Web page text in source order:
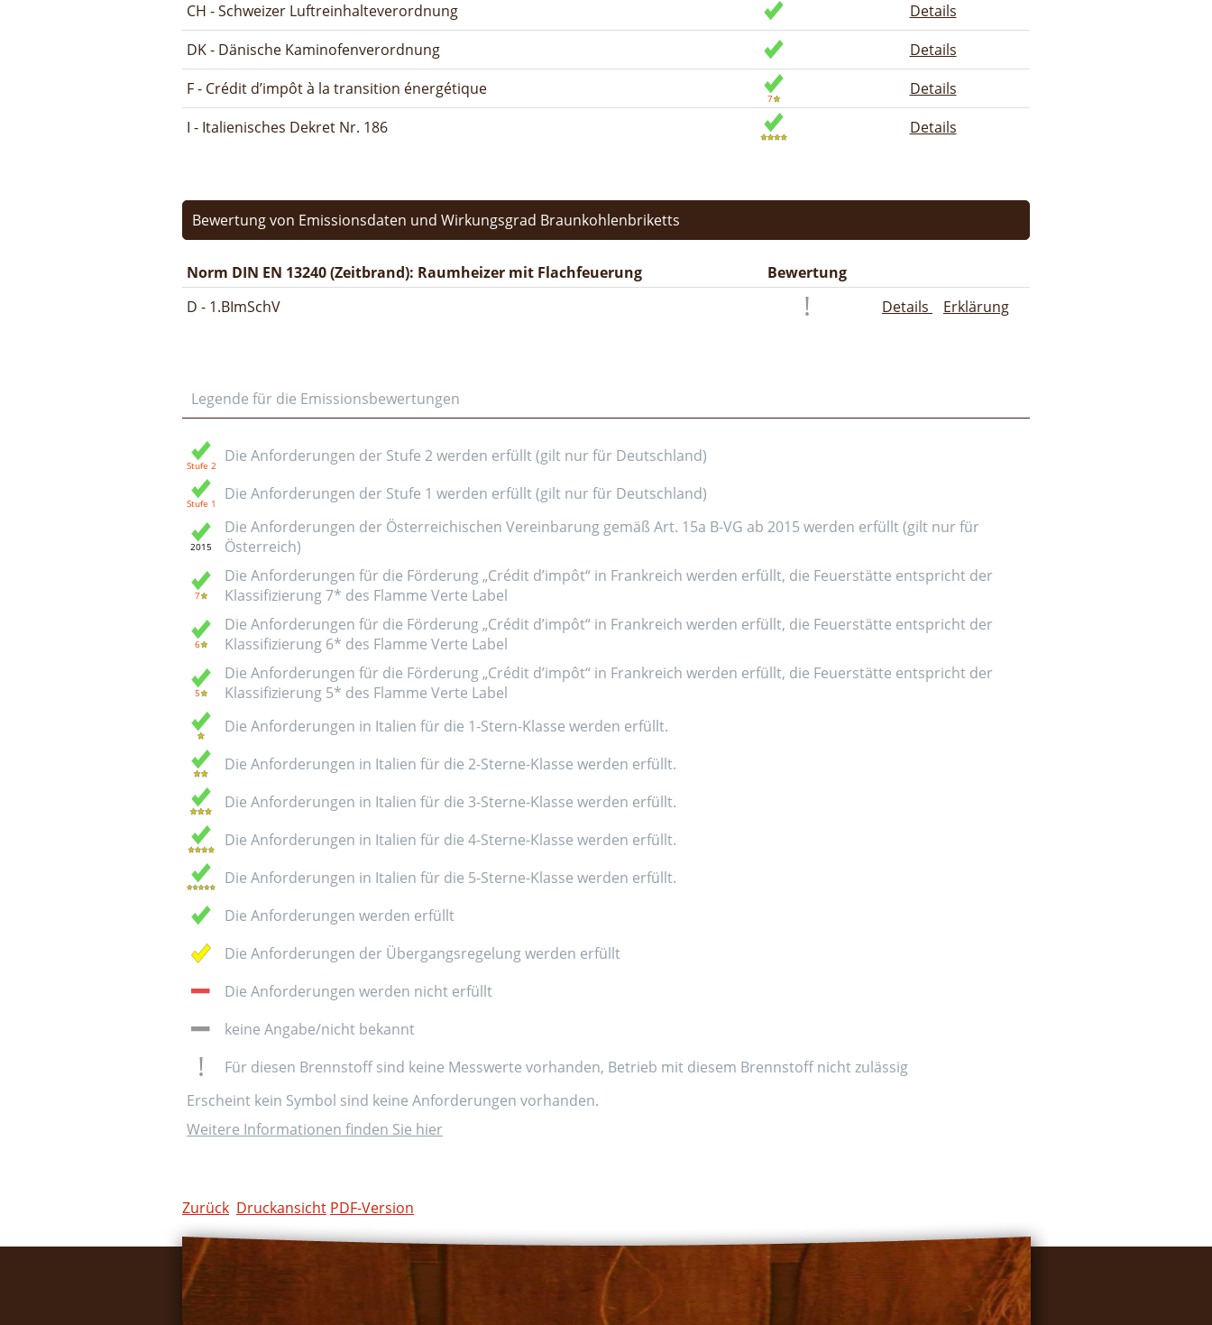
CH - Schweizer Luftreinhalteverordnung
Details
DK - Dänische Kaminofenverordnung
Details
F - Crédit d’impôt à la transition énergétique
Details
I - Italienisches Dekret Nr. 186
Details
Bewertung von Emissionsdaten und Wirkungsgrad Braunkohlenbriketts
Norm DIN EN 13240 (Zeitbrand): Raumheizer mit Flachfeuerung
Bewertung
D - 1.BImSchV
Details Erklärung
Legende für die Emissionsbewertungen
Die Anforderungen der Stufe 2 werden erfüllt (gilt nur für Deutschland)
Die Anforderungen der Stufe 1 werden erfüllt (gilt nur für Deutschland)
Die Anforderungen der Österreichischen Vereinbarung gemäß Art. 15a B-VG ab 2015 werden erfüllt (gilt nur für
Österreich)
Die Anforderungen für die Förderung „Crédit d’impôt“ in Frankreich werden erfüllt, die Feuerstätte entspricht der
Klassifizierung 7* des Flamme Verte Label
Die Anforderungen für die Förderung „Crédit d’impôt“ in Frankreich werden erfüllt, die Feuerstätte entspricht der
Klassifizierung 6* des Flamme Verte Label
Die Anforderungen für die Förderung „Crédit d’impôt“ in Frankreich werden erfüllt, die Feuerstätte entspricht der
Klassifizierung 5* des Flamme Verte Label
Die Anforderungen in Italien für die 1-Stern-Klasse werden erfüllt.
Die Anforderungen in Italien für die 2-Sterne-Klasse werden erfüllt.
Die Anforderungen in Italien für die 3-Sterne-Klasse werden erfüllt.
Die Anforderungen in Italien für die 4-Sterne-Klasse werden erfüllt.
Die Anforderungen in Italien für die 5-Sterne-Klasse werden erfüllt.
Die Anforderungen werden erfüllt
Die Anforderungen der Übergangsregelung werden erfüllt
Die Anforderungen werden nicht erfüllt
keine Angabe/nicht bekannt
Für diesen Brennstoff sind keine Messwerte vorhanden, Betrieb mit diesem Brennstoff nicht zulässig
Erscheint kein Symbol sind keine Anforderungen vorhanden.
Weitere Informationen finden Sie hier
Zurück Druckansicht PDF-Version